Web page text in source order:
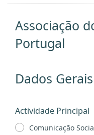
Associação
Portugal
Dados Gerais
Actividade Principal
Comunicação